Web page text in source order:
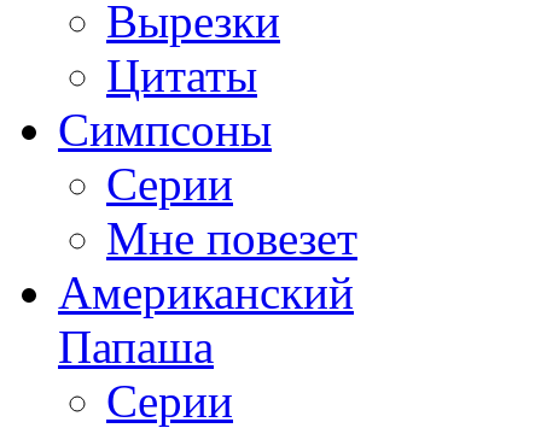
Вырезки
Цитаты
Симпсоны
Серии
Мне повезет
Американский
Папаша
Серии